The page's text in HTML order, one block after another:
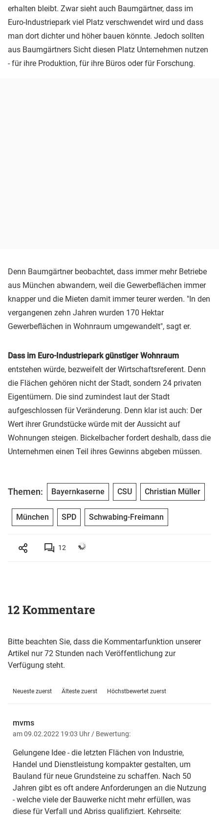
erhalten bleibt. Zwar sieht auch Baumgärtner, dass im
Euro-Industriepark viel Platz verschwendet wird und dass
man dort dichter und höher bauen könnte. Jedoch sollten
aus Baumgärtners Sicht diesen Platz Unternehmen nutzen
- für ihre Produktion, für ihre Büros oder für Forschung.
Denn Baumgärtner beobachtet, dass immer mehr Betriebe
aus München abwandern, weil die Gewerbeflächen immer
knapper und die Mieten damit immer teurer werden. "In den
vergangenen zehn Jahren wurden 170 Hektar
Gewerbeflächen in Wohnraum umgewandelt", sagt er.
Dass im Euro-Industriepark günstiger Wohnraum
entstehen würde, bezweifelt der Wirtschaftsreferent. Denn
die Flächen gehören nicht der Stadt, sondern 24 privaten
Eigentümern. Die sind zumindest laut der Stadt
aufgeschlossen für Veränderung. Denn klar ist auch: Der
Wert ihrer Grundstücke würde mit der Aussicht auf
Wohnungen steigen. Bickelbacher fordert deshalb, dass die
Unternehmen einen Teil ihres Gewinns abgeben müssen.
Themen: Bayernkaserne CSU Christian Müller
München SPD Schwabing-Freimann
12
12 Kommentare
Bitte beachten Sie, dass die Kommentarfunktion unserer
Artikel nur 72 Stunden nach Veröffentlichung zur
Verfügung steht.
Neueste zuerst Älteste zuerst Höchstbewertet zuerst
mvms
am 09.02.2022 19:03 Uhr / Bewertung:
Gelungene Idee - die letzten Flächen von Industrie,
Handel und Dienstleistung kompakter gestalten, um
Bauland für neue Grundsteine zu schaffen. Nach 50
Jahren gibt es oft andere Anforderungen an die Nutzung
- welche viele der Bauwerke nicht mehr erfüllen, was
diese für Verfall und Abriss qualifiziert. Kehrseite: